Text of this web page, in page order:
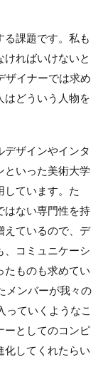
る課題です。私も
ればいけないと
ザイナーでは求め
はどういう人物を
デザインやインタ
といった美術大学
しています。た
はない専門性を持
えているので、デ
、コミュニケーシ
たものも求めてい
メンバーが我々の
っていくようなこ
ーとしてのコンピ
化してくれたらい